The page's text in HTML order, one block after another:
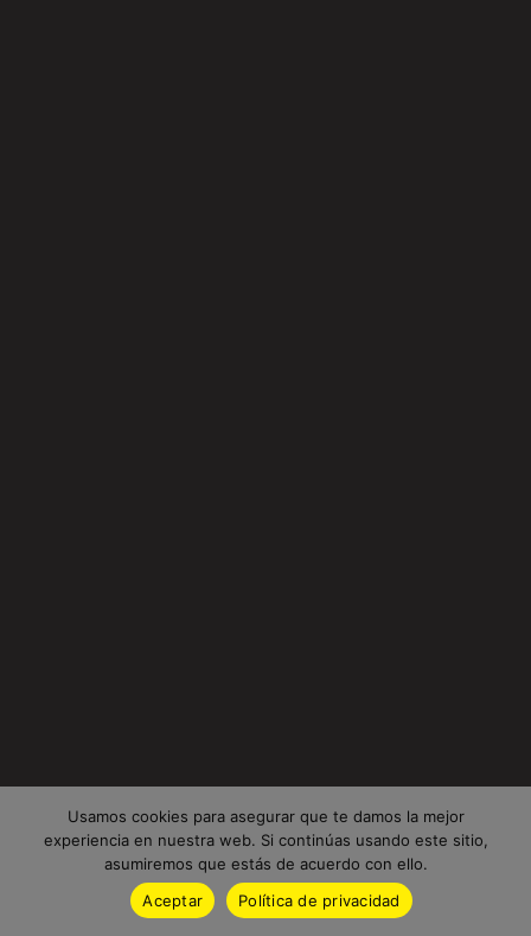
Usamos cookies para asegurar que te damos la mejor
experiencia en nuestra web. Si continúas usando este sitio,
asumiremos que estás de acuerdo con ello.
Aceptar
Política de privacidad